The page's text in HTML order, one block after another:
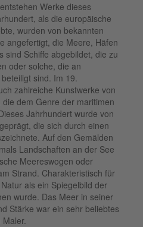
Werke dieses
als die europäische
wurden von bekannten
angefertigt, die Meere, Häfen
sind Schiffe abgebildet, die zu
oder solche, die an
sind. Im 19.
zahlreiche Kunstwerke von
dem Genre der maritimen
Jahrhundert wurde von
die sich durch einen
Auf den Gemälden
Landschaften an der See
Meereswogen oder
Strand. Charakteristisch für
als ein Spiegelbild der
wurde. Das Meer in seiner
Stärke war ein sehr beliebtes